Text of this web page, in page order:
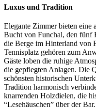
Luxus und Tradition
Elegante Zimmer bieten eine
Bucht von Funchal, den fünf
die Berge im Hinterland von
Tennisplatz gehören zum
Gäste loben die ruhige
die gepflegten Anlagen. Die
schönsten historischen
Tradition harmonisch
knarrenden Holzdielen, die
“Lesehäuschen” über der Bar.